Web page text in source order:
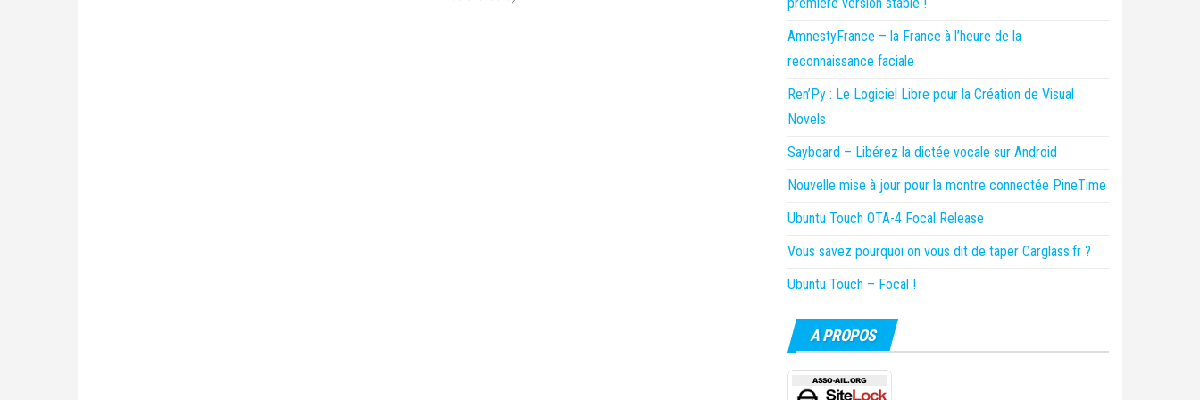
AmnestyFrance – la France à l’heure de la
reconnaissance faciale
Ren’Py : Le Logiciel Libre pour la Création de Visual
Novels
Sayboard – Libérez la dictée vocale sur Android
Nouvelle mise à jour pour la montre connectée PineTime
Ubuntu Touch OTA-4 Focal Release
Vous savez pourquoi on vous dit de taper Carglass.fr ?
Ubuntu Touch – Focal !
A PROPOS